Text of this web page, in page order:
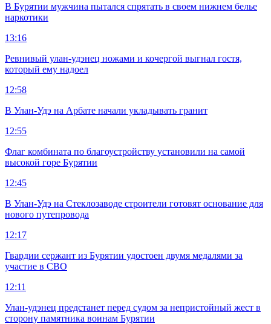
В Бурятии мужчина пытался спрятать в своем нижнем белье
наркотики
13:16
Ревнивый улан-удэнец ножами и кочергой выгнал гостя,
который ему надоел
12:58
В Улан-Удэ на Арбате начали укладывать гранит
12:55
Флаг комбината по благоустройству установили на самой
высокой горе Бурятии
12:45
В Улан-Удэ на Стеклозаводе строители готовят основание для
нового путепровода
12:17
Гвардии сержант из Бурятии удостоен двумя медалями за
участие в СВО
12:11
Улан-удэнец предстанет перед судом за непристойный жест в
сторону памятника воинам Бурятии